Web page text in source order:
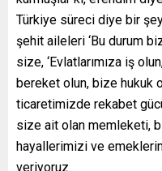
Türkiye süreci diye bir
şehit aileleri ‘Bu durum
size, ‘Evlatlarımıza iş
bereket olun, bize hukuk
ticaretimizde rekabet
size ait olan memleketi,
hayallerimizi ve
veriyoruz.